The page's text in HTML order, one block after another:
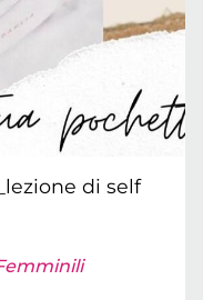
di self